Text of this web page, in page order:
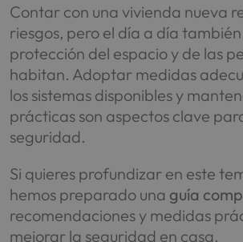
Contar con una vivienda nueva
riesgos, pero el día a día
protección del espacio y de las
habitan. Adoptar medidas
los sistemas disponibles y
prácticas son aspectos clave
seguridad.
Si quieres profundizar en este
hemos preparado una guía
recomendaciones y medidas
mejorar la seguridad en casa.